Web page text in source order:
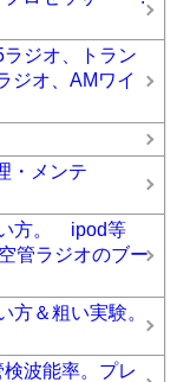
ジオ、トラン
ジオ、AMワイ
理・メンテ
い方。 ipod等
管ラジオのブー
方＆粗い実験。
波能率。プレ